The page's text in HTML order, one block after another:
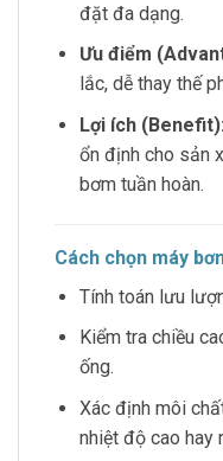
đặt đa dạng.
Ưu điểm
lắc, dễ thay thế
Lợi ích (Benefit):
ổn định cho sản
bơm tuần hoàn.
Cách chọn máy
Tính toán lưu
Kiểm tra chiều
ống.
Xác định môi
nhiệt độ cao hay